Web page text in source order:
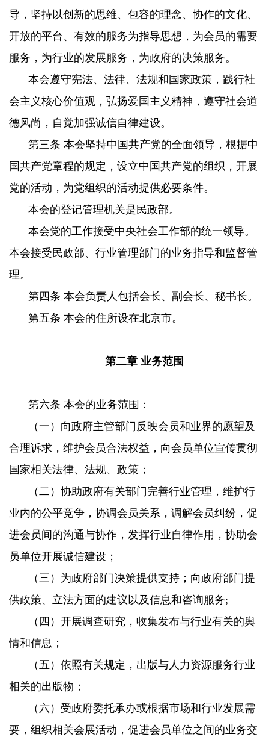
导，坚持以创新的思维、包容的理念、协作的文化、
开放的平台、有效的服务为指导思想，为会员的需要
服务，为行业的发展服务，为政府的决策服务。
本会遵守宪法、法律、法规和国家政策，践行社
会主义核心价值观，弘扬爱国主义精神，遵守社会道
德风尚，自觉加强诚信自律建设。
第三条 本会坚持中国共产党的全面领导，根据中
国共产党章程的规定，设立中国共产党的组织，开展
党的活动，为党组织的活动提供必要条件。
本会的登记管理机关是民政部。
本会党的工作接受中央社会工作部的统一领导。
本会接受民政部、行业管理部门的业务指导和监督管
理。
第四条 本会负责人包括会长、副会长、秘书长。
第五条 本会的住所设在北京市。
第二章 业务范围
第六条 本会的业务范围：
（一）向政府主管部门反映会员和业界的愿望及
合理诉求，维护会员合法权益，向会员单位宣传贯彻
国家相关法律、法规、政策；
（二）协助政府有关部门完善行业管理，维护行
业内的公平竞争，协调会员关系，调解会员纠纷，促
进会员间的沟通与协作，发挥行业自律作用，协助会
员单位开展诚信建设；
（三）为政府部门决策提供支持；向政府部门提
供政策、立法方面的建议以及信息和咨询服务;
（四）开展调查研究，收集发布与行业有关的舆
情和信息；
（五）依照有关规定，出版与人力资源服务行业
相关的出版物；
（六）受政府委托承办或根据市场和行业发展需
要，组织相关会展活动，促进会员单位之间的业务交